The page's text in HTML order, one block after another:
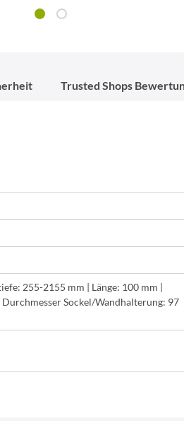
Trusted Shops
255-2155 mm | Länge: 100 mm |
Sockel/Wandhalterung: 97